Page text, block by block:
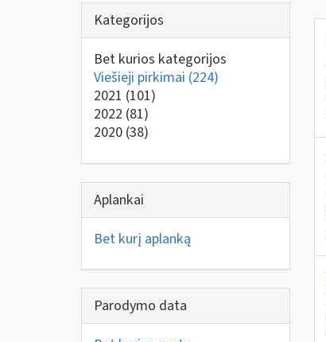
Kategorijos
Bet kurios kategorijos
Viešieji pirkimai (224)
2021 (101)
2022 (81)
2020 (38)
Aplankai
Bet kurį aplanką
Parodymo data